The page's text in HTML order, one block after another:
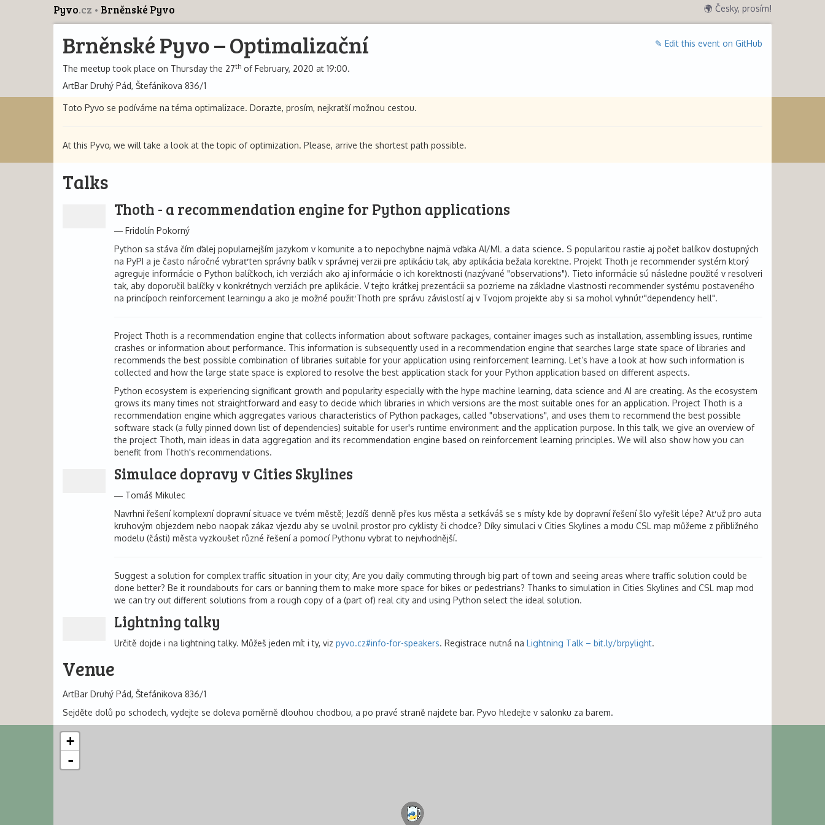
Pyvo.cz Brněnské Pyvo 🌍 Česky, prosím!
✎ Edit this event on GitHub
Brněnské Pyvo – Optimalizační
The meetup took place on Thursday the 27th of February, 2020 at 19:00.
ArtBar Druhý Pád, Štefánikova 836/1
Toto Pyvo se podíváme na téma optimalizace. Dorazte, prosím, nejkratší možnou cestou.
At this Pyvo, we will take a look at the topic of optimization. Please, arrive the shortest path possible.
Talks
Thoth - a recommendation engine for Python applications
Fridolín Pokorný
Python sa stáva čím ďalej popularnejším jazykom v komunite a to nepochybne najmä vďaka AI/ML a data science. S popularitou rastie aj počet balíkov dostupných
na PyPI a je často náročné vybrať ten správny balík v správnej verzii pre aplikáciu tak, aby aplikácia bežala korektne. Projekt Thoth je recommender systém ktorý
agreguje informácie o Python balíčkoch, ich verziách ako aj informácie o ich korektnosti (nazývané "observations"). Tieto informácie sú následne použité v resolveri
tak, aby doporučil balíčky v konkrétnych verziách pre aplikácie. V tejto krátkej prezentácii sa pozrieme na základne vlastnosti recommender systému postaveného
na princípoch reinforcement learningu a ako je možné použiť Thoth pre správu závislostí aj v Tvojom projekte aby si sa mohol vyhnúť "dependency hell".
Project Thoth is a recommendation engine that collects information about software packages, container images such as installation, assembling issues, runtime
crashes or information about performance. This information is subsequently used in a recommendation engine that searches large state space of libraries and
recommends the best possible combination of libraries suitable for your application using reinforcement learning. Let’s have a look at how such information is
collected and how the large state space is explored to resolve the best application stack for your Python application based on different aspects.
Python ecosystem is experiencing significant growth and popularity especially with the hype machine learning, data science and AI are creating. As the ecosystem
grows its many times not straightforward and easy to decide which libraries in which versions are the most suitable ones for an application. Project Thoth is a
recommendation engine which aggregates various characteristics of Python packages, called "observations", and uses them to recommend the best possible
software stack (a fully pinned down list of dependencies) suitable for user's runtime environment and the application purpose. In this talk, we give an overview of
the project Thoth, main ideas in data aggregation and its recommendation engine based on reinforcement learning principles. We will also show how you can
benefit from Thoth's recommendations.
Simulace dopravy v Cities Skylines
Tomáš Mikulec
Navrhni řešení komplexní dopravní situace ve tvém městě; Jezdíš denně přes kus města a setkáváš se s místy kde by dopravní řešení šlo vyřešit lépe? Ať už pro auta
kruhovým objezdem nebo naopak zákaz vjezdu aby se uvolnil prostor pro cyklisty či chodce? Díky simulaci v Cities Skylines a modu CSL map můžeme z přibližného
modelu (části) města vyzkoušet různé řešení a pomocí Pythonu vybrat to nejvhodnější.
Suggest a solution for complex traffic situation in your city; Are you daily commuting through big part of town and seeing areas where traffic solution could be
done better? Be it roundabouts for cars or banning them to make more space for bikes or pedestrians? Thanks to simulation in Cities Skylines and CSL map mod
we can try out different solutions from a rough copy of a (part of) real city and using Python select the ideal solution.
Lightning talky
Určitě dojde i na lightning talky. Můžeš jeden mít i ty, viz pyvo.cz#info-for-speakers. Registrace nutná na Lightning Talk – bit.ly/brpylight.
Venue
ArtBar Druhý Pád, Štefánikova 836/1
Sejděte dolů po schodech, vydejte se doleva poměrně dlouhou chodbou, a po pravé straně najdete bar. Pyvo hledejte v salonku za barem.
+
-